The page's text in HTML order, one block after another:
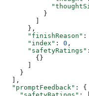
          }
      },
      "finishReason"
:
      "index"
: 0 ,
      "safetyRatings"
        {}
    }
  ],
  "promptFeedback"
: {